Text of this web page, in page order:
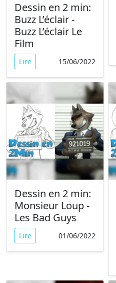
Dessin en 2 min:
Buzz L’éclair -
Buzz L’éclair Le
Film
Lire 15/06/2022
Dessin en 2 min:
Monsieur Loup -
Les Bad Guys
Lire 01/06/2022